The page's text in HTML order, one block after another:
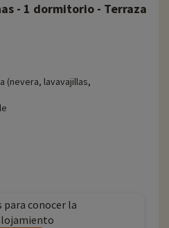
- 1 dormitorio - Terraza
(nevera, lavavajillas,
conocer la